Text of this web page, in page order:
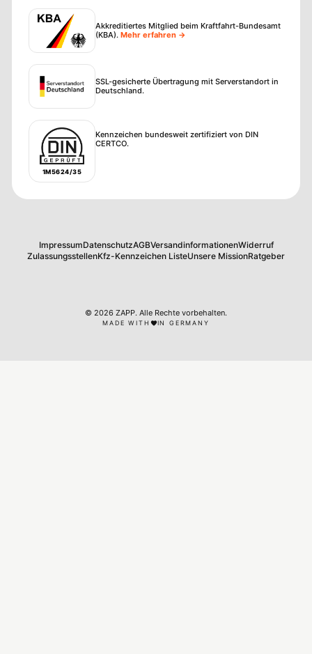
Akkreditiertes Mitglied beim Kraftfahrt-Bundesamt
(KBA). Mehr erfahren →
SSL-gesicherte Übertragung mit Serverstandort in
Deutschland.
1M5624/35
Kennzeichen bundesweit zertifiziert von DIN
CERTCO.
ImpressumDatenschutzAGBVersandinformationenWiderruf
ZulassungsstellenKfz-Kennzeichen ListeUnsere MissionRatgeber
© 2026 ZAPP. Alle Rechte vorbehalten.
MADE WITH IN GERMANY